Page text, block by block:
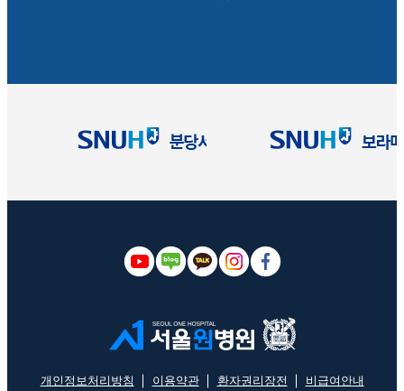
개인정보처리방침 이용약관 환자권리장전 비급여안내